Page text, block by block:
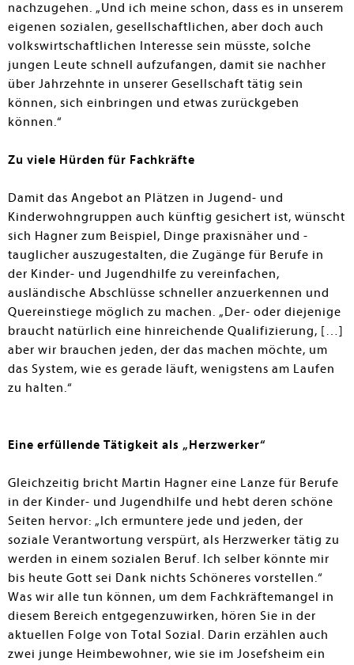
nachzugehen. „Und ich meine schon, dass es in unserem
eigenen sozialen, gesellschaftlichen, aber doch auch
volkswirtschaftlichen Interesse sein müsste, solche
jungen Leute schnell aufzufangen, damit sie nachher
über Jahrzehnte in unserer Gesellschaft tätig sein
können, sich einbringen und etwas zurückgeben
können.“
Zu viele Hürden für Fachkräfte
Damit das Angebot an Plätzen in Jugend- und
Kinderwohngruppen auch künftig gesichert ist, wünscht
sich Hagner zum Beispiel, Dinge praxisnäher und -
tauglicher auszugestalten, die Zugänge für Berufe in
der Kinder- und Jugendhilfe zu vereinfachen,
ausländische Abschlüsse schneller anzuerkennen und
Quereinstiege möglich zu machen. „Der- oder diejenige
braucht natürlich eine hinreichende Qualifizierung, […]
aber wir brauchen jeden, der das machen möchte, um
das System, wie es gerade läuft, wenigstens am Laufen
zu halten.“
Eine erfüllende Tätigkeit als „Herzwerker“
Gleichzeitig bricht Martin Hagner eine Lanze für Berufe
in der Kinder- und Jugendhilfe und hebt deren schöne
Seiten hervor: „Ich ermuntere jede und jeden, der
soziale Verantwortung verspürt, als Herzwerker tätig zu
werden in einem sozialen Beruf. Ich selber könnte mir
bis heute Gott sei Dank nichts Schöneres vorstellen.“
Was wir alle tun können, um dem Fachkräftemangel in
diesem Bereich entgegenzuwirken, hören Sie in der
aktuellen Folge von Total Sozial. Darin erzählen auch
zwei junge Heimbewohner, wie sie im Josefsheim ein